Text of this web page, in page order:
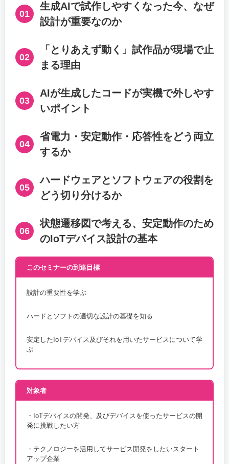
01
生成AIで試作しやすくなった今、なぜ
設計が重要なのか
02
「とりあえず動く」試作品が現場で止
まる理由
03
AIが生成したコードが実機で外しやす
いポイント
04
省電力・安定動作・応答性をどう両立
するか
05
ハードウェアとソフトウェアの役割を
どう切り分けるか
06
状態遷移図で考える、安定動作のため
のIoTデバイス設計の基本
このセミナーの到達目標
設計の重要性を学ぶ
ハードとソフトの適切な設計の基礎を知る
安定したIoTデバイス及びそれを用いたサービスについて学
ぶ
対象者
・IoTデバイスの開発、及びデバイスを使ったサービスの開
発に挑戦したい方
・テクノロジーを活用してサービス開発をしたいスタート
アップ企業